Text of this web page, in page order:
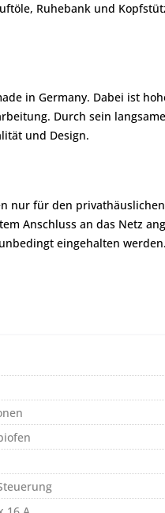
Ruhebank und
in Germany. Dabei ist
Durch sein
und Design.
nur für den
Anschluss an das Netz
eingehalten